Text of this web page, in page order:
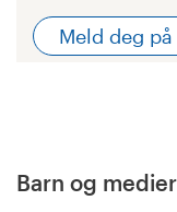
Meld deg på
Barn og